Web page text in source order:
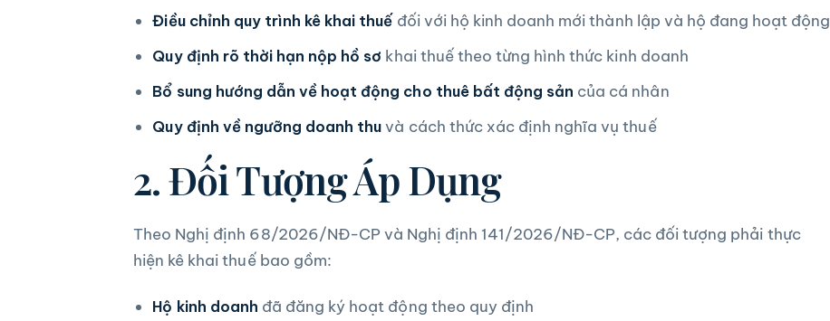
Điều chỉnh quy trình kê khai thuế đối với hộ kinh doanh mới thành lập và hộ đang hoạt động
Quy định rõ thời hạn nộp hồ sơ khai thuế theo từng hình thức kinh doanh
Bổ sung hướng dẫn về hoạt động cho thuê bất động sản của cá nhân
Quy định về ngưỡng doanh thuvà cách thức xác định nghĩa vụ thuế
2. Đối Tượng Áp Dụng
Theo Nghị định 68/2026/NĐ-CP và Nghị định 141/2026/NĐ-CP, các đối tượng phải thực
hiện kê khai thuế bao gồm:
Hộ kinh doanh đã đăng ký hoạt động theo quy định